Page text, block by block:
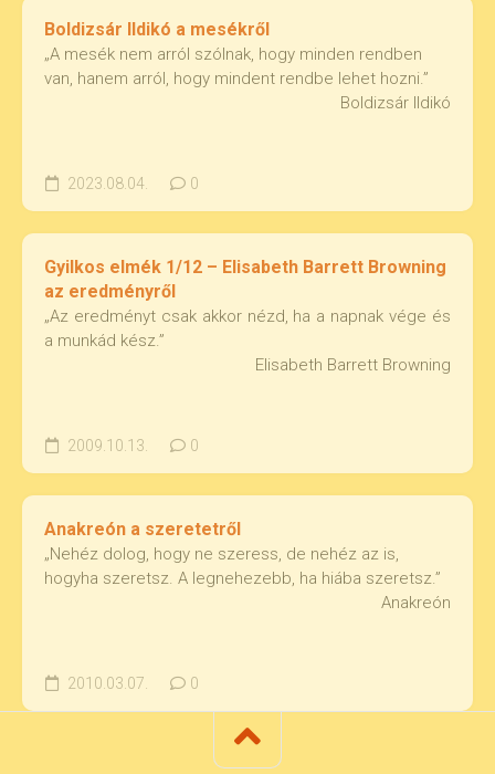
Boldizsár Ildikó a mesékről
„A mesék nem arról szólnak, hogy minden rendben
van, hanem arról, hogy mindent rendbe lehet hozni.”
Boldizsár Ildikó
2023.08.04. 0
Gyilkos elmék 1/12 – Elisabeth Barrett Browning
az eredményről
„Az eredményt csak akkor nézd, ha a napnak vége és
a munkád kész.”
Elisabeth Barrett Browning
2009.10.13. 0
Anakreón a szeretetről
„Nehéz dolog, hogy ne szeress, de nehéz az is,
hogyha szeretsz. A legnehezebb, ha hiába szeretsz.”
Anakreón
2010.03.07. 0